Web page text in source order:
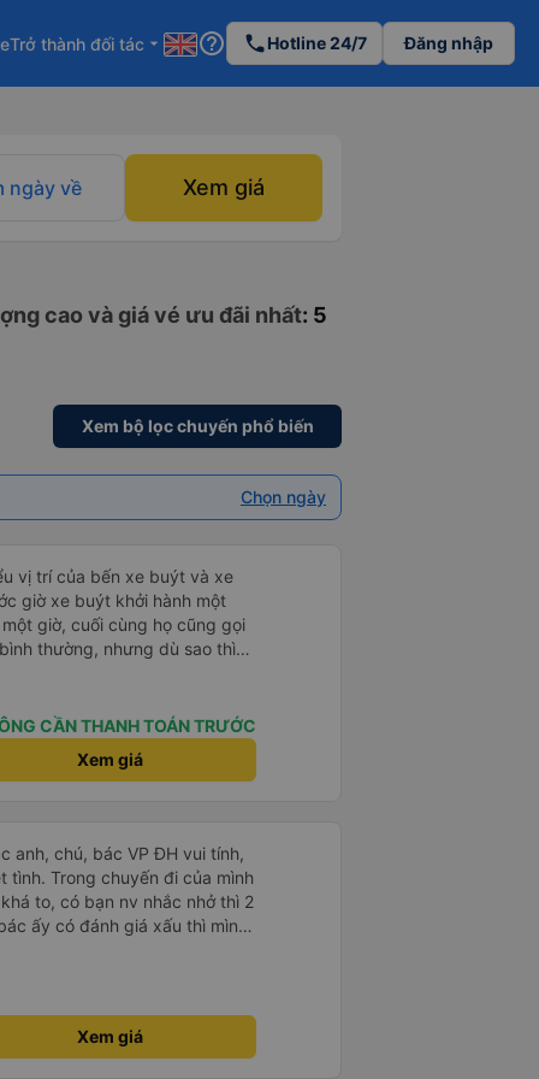
Trở thành đối tác arrow_drop_down help_outline phoneHotline 24/7 Đăng nhập
ngày về Xem giá
cao và giá vé ưu đãi nhất: 5
Xem bộ lọc chuyến phổ biến
Chọn ngày
vị trí của bến xe buýt và xe
giờ xe buýt khởi hành một
giờ, cuối cùng họ cũng gọi
thường, nhưng dù sao thì
vì tôi rất thoải mái. Sẽ tuyệt
rất nhiều.CẦN THANH TOÁN TRƯỚC
Xem giá
anh, chú, bác VP ĐH vui tính,
đi của mình
to, có bạn nv nhắc nhở thì 2
ấy có đánh giá xấu thì mình
rất đúng. 2 bác nói rất to. To
bạn ấy nha. Nếu bạn ấy bị trừ
mình hỗ trợ ạ. Số mình
Xem giá